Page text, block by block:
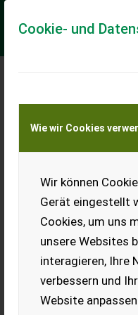
Cookie- und
Wie wir Cookies
Wir können
Gerät eingestellt
Cookies, um uns
unsere Websites
interagieren, Ihre
verbessern und
Website
Meine
Transport von
KEINE
Ladeort